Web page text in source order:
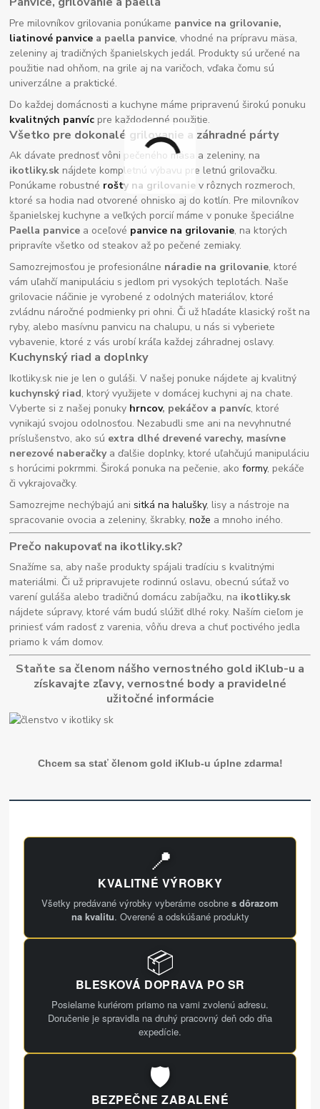
Pre milovníkov grilovania ponúkame panvice na grilovanie,
liatinové panvice a paella panvice, vhodné na prípravu mäsa,
zeleniny aj tradičných španielskych jedál. Produkty sú určené na
použitie nad ohňom, na grile aj na varičoch, vďaka čomu sú
univerzálne a praktické.
Do každej domácnosti a kuchyne máme pripravenú širokú ponuku
kvalitných panvíc pre každodenné použitie.
Všetko pre dokonalé grilovanie a záhradné párty
Ak dávate prednosť vôni pečeného mäsa a zeleniny, na
ikotliky.sk nájdete kompletnú výbavu pre letnú grilovačku.
Ponúkame robustné rošty na grilovanie v rôznych rozmeroch,
ktoré sa hodia nad otvorené ohnisko aj do kotlín. Pre milovníkov
španielskej kuchyne a veľkých porcií máme v ponuke špeciálne
Paella panvice a oceľové panvice na grilovanie, na ktorých
pripravíte všetko od steakov až po pečené zemiaky.
Samozrejmosťou je profesionálne náradie na grilovanie, ktoré
vám uľahčí manipuláciu s jedlom pri vysokých teplotách. Naše
grilovacie náčinie je vyrobené z odolných materiálov, ktoré
zvládnu náročné podmienky pri ohni. Či už hľadáte klasický rošt na
ryby, alebo masívnu panvicu na chalupu, u nás si vyberiete
vybavenie, ktoré z vás urobí kráľa každej záhradnej oslavy.
Kuchynský riad a doplnky
Ikotliky.sk nie je len o guláši. V našej ponuke nájdete aj kvalitný
kuchynský riad, ktorý využijete v domácej kuchyni aj na chate.
Vyberte si z našej ponuky hrncov, pekáčov a panvíc, ktoré
vynikajú svojou odolnosťou. Nezabudli sme ani na nevyhnutné
príslušenstvo, ako sú extra dlhé drevené varechy, masívne
nerezové naberačkya ďalšie doplnky, ktoré uľahčujú manipuláciu
s horúcimi pokrmmi. Široká ponuka na pečenie, akoformy, pekáče
či vykrajovačky.
Samozrejme nechýbajú anisitká na halušky, lisy a nástroje na
spracovanie ovocia a zeleniny, škrabky,nože a mnoho iného.
Prečo nakupovať na ikotliky.sk?
Snažíme sa, aby naše produkty spájali tradíciu s kvalitnými
materiálmi. Či už pripravujete rodinnú oslavu, obecnú súťaž vo
varení guláša alebo tradičnú domácu zabíjačku, na ikotliky.sk
nájdete súpravy, ktoré vám budú slúžiť dlhé roky. Naším cieľom je
priniesť vám radosť z varenia, vôňu dreva a chuť poctivého jedla
priamo k vám domov.
Staňte sa členom nášho vernostného gold iKlub-u a
získavajte zľavy, vernostné body a pravidelné
užitočné informácie
Chcem sa stať členom gold iKlub-u úplne zdarma!
📍
KVALITNÉ VÝROBKY
Všetky predávané výrobky vyberáme osobne s dôrazom
na kvalitu. Overené a odskúšané produkty
📦
BLESKOVÁ DOPRAVA PO SR
Posielame kuriérom priamo na vami zvolenú adresu.
Doručenie je spravidla na druhý pracovný deň odo dňa
expedície.
🛡️
BEZPEČNE ZABALENÉ